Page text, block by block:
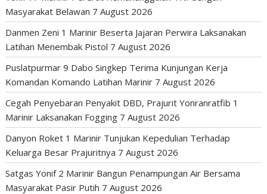
Masyarakat Belawan 7 August 2026
Danmen Zeni 1 Marinir Beserta Jajaran Perwira Laksanakan
Latihan Menembak Pistol 7 August 2026
Puslatpurmar 9 Dabo Singkep Terima Kunjungan Kerja
Komandan Komando Latihan Marinir 7 August 2026
Cegah Penyebaran Penyakit DBD, Prajurit Yonranratfib 1
Marinir Laksanakan Fogging 7 August 2026
Danyon Roket 1 Marinir Tunjukan Kepedulian Terhadap
Keluarga Besar Prajuritnya 7 August 2026
Satgas Yonif 2 Marinir Bangun Penampungan Air Bersama
Masyarakat Pasir Putih 7 August 2026